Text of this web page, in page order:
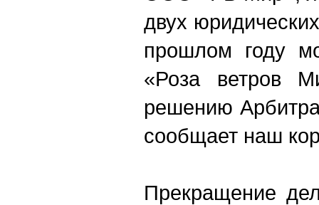
двух
прошлом году
«Роза ветров
решению
сообщает наш
Прекращение